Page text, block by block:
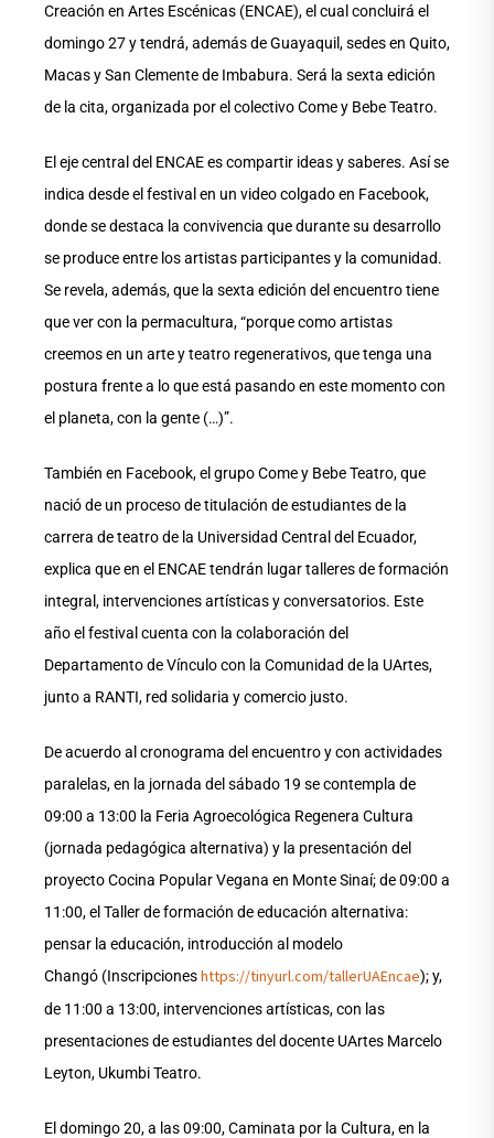
Creación en Artes Escénicas (ENCAE), el cual concluirá el
domingo 27 y tendrá, además de Guayaquil, sedes en Quito,
Macas y San Clemente de Imbabura. Será la sexta edición
de la cita, organizada por el colectivo Come y Bebe Teatro.
El eje central del ENCAE es compartir ideas y saberes. Así se
indica desde el festival en un video colgado en Facebook,
donde se destaca la convivencia que durante su desarrollo
se produce entre los artistas participantes y la comunidad.
Se revela, además, que la sexta edición del encuentro tiene
que ver con la permacultura, “porque como artistas
creemos en un arte y teatro regenerativos, que tenga una
postura frente a lo que está pasando en este momento con
el planeta, con la gente (…)”.
También en Facebook, el grupo Come y Bebe Teatro, que
nació de un proceso de titulación de estudiantes de la
carrera de teatro de la Universidad Central del Ecuador,
explica que en el ENCAE tendrán lugar talleres de formación
integral, intervenciones artísticas y conversatorios. Este
año el festival cuenta con la colaboración del
Departamento de Vínculo con la Comunidad de la UArtes,
junto a RANTI, red solidaria y comercio justo.
De acuerdo al cronograma del encuentro y con actividades
paralelas, en la jornada del sábado 19 se contempla de
09:00 a 13:00 la Feria Agroecológica Regenera Cultura
(jornada pedagógica alternativa) y la presentación del
proyecto Cocina Popular Vegana en Monte Sinaí; de 09:00 a
11:00, el Taller de formación de educación alternativa:
pensar la educación, introducción al modelo
Changó (Inscripcioneshttps://tinyurl.com/tallerUAEncae); y,
de 11:00 a 13:00, intervenciones artísticas, con las
presentaciones de estudiantes del docente UArtes Marcelo
Leyton, Ukumbi Teatro.
El domingo 20, a las 09:00, Caminata por la Cultura, en la